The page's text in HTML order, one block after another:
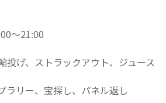
～21:00
げ、ストラックアウト、ジュース
リー、宝探し、パネル返し